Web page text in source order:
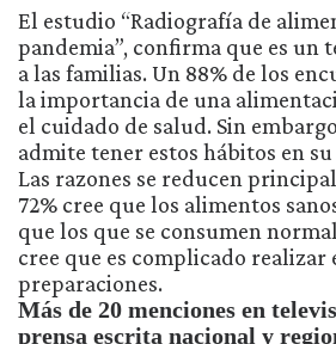
El estudio “Radiografía de
pandemia”, confirma que es un
a las familias. Un 88% de los
la importancia de una
el cuidado de salud. Sin
admite tener estos hábitos en
Las razones se reducen
72% cree que los alimentos
que los que se consumen
cree que es complicado realizar
preparaciones.
Más de 20 menciones en
prensa escrita nacional y